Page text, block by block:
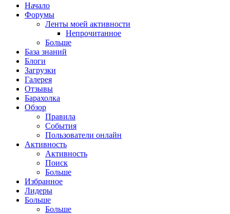
Начало
Форумы
Ленты моей активности
Непрочитанное
Больше
База знаний
Блоги
Загрузки
Галерея
Отзывы
Барахолка
Обзор
Правила
События
Пользователи онлайн
Активность
Активность
Поиск
Больше
Избранное
Лидеры
Больше
Больше